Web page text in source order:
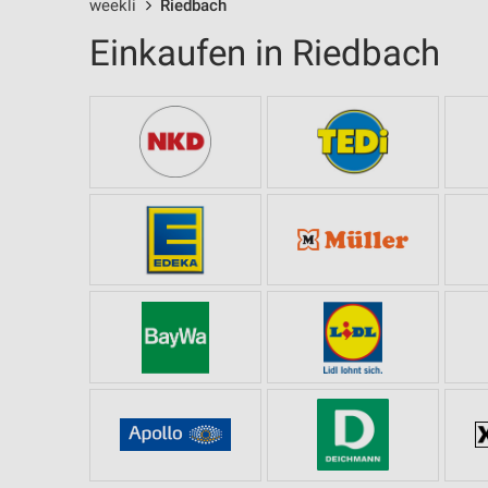
weekli Riedbach
Einkaufen in Riedbach